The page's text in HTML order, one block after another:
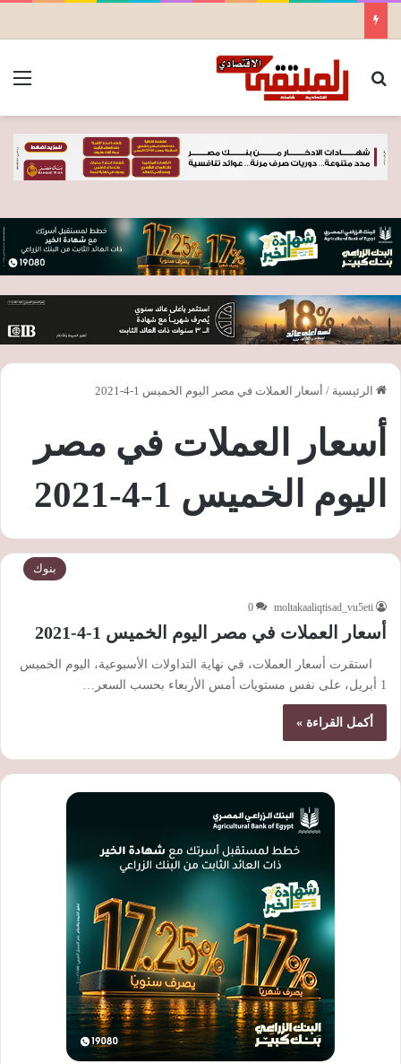
بحث عن
الرئيسية / أسعار العملات في مصر اليوم الخميس 1-4-2021
أسعار العملات في مصر
اليوم الخميس 1-4-2021
بنوك
moltakaaliqtisad_vu5eti
0
أسعار العملات في مصر اليوم الخميس 1-4-2021
استقرت أسعار العملات، في نهاية التداولات الأسبوعية، اليوم الخميس
1 أبريل، على نفس مستويات أمس الأربعاء بحسب السعر…
أكمل القراءة »